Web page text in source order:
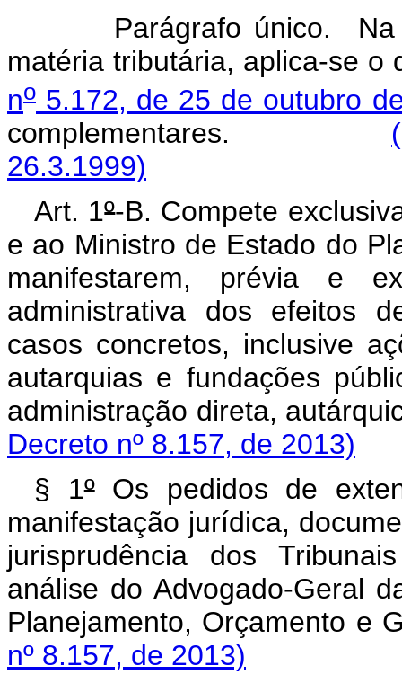
Parágrafo único. Na
matéria tributária, aplica-se o
no 5.172, de 25 de outubro
complementares.
26.3.1999)
Art. 1º-B. Compete
e ao Ministro de Estado do
manifestarem, prévia e
administrativa dos efeitos
casos concretos, inclusive
autarquias e fundações
administração direta,
Decreto nº 8.157, de 2013)
§ 1ºOs pedidos de
manifestação jurídica,
jurisprudência dos
análise do Advogado-Geral
Planejamento, Orçamento e
nº 8.157, de 2013)